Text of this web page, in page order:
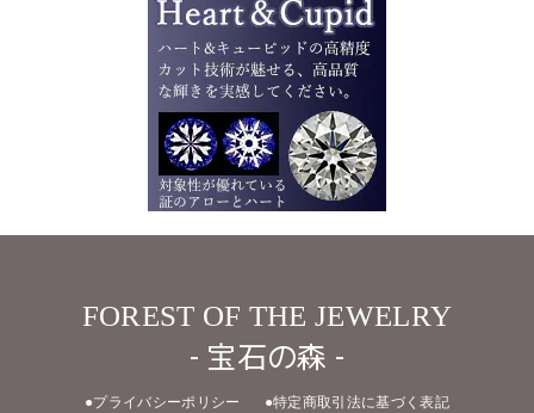
FOREST OF THE JEWELRY
- 宝石の森 -
●プライバシーポリシー
●特定商取引法に基づく表記